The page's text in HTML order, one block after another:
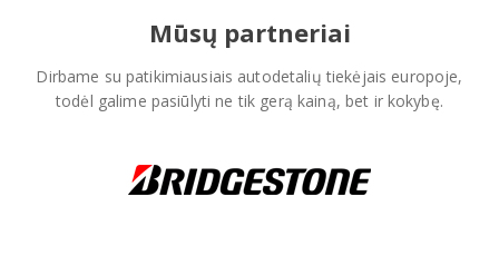
Mūsų partneriai
Dirbame su patikimiausiais autodetalių tiekėjais europoje,
todėl galime pasiūlyti ne tik gerą kainą, bet ir kokybę.